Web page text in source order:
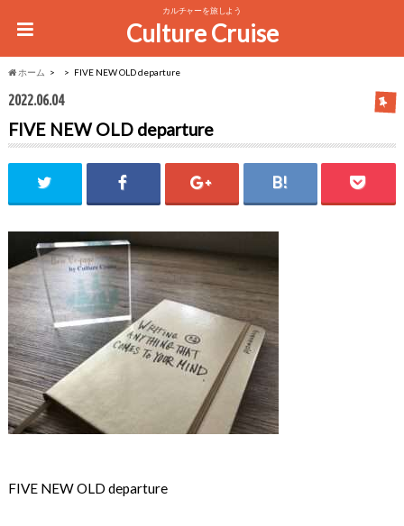
カルチャーを旅しよう
Culture Cruise
ホーム FIVE NEW OLD departure
2022.06.04
FIVE NEW OLD departure
FIVE NEW OLD departure